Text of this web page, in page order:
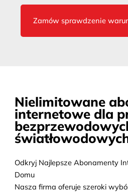
Zamów sprawdzenie
Nielimitowane
internetowe dla
Odkryj Najlepsze Abonamenty
Domu
Nasza firma oferuje szeroki